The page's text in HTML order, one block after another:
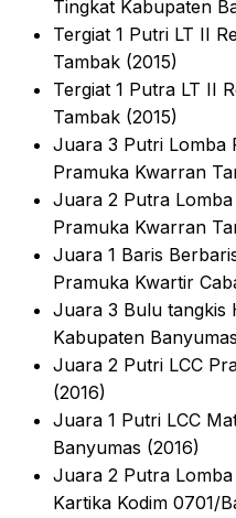
Tingkat Kabupaten
Tergiat 1 Putri LT II
Tambak (2015)
Tergiat 1 Putra LT II
Tambak (2015)
Juara 3 Putri Lomba
Pramuka Kwarran
Juara 2 Putra
Pramuka Kwarran
Juara 1 Baris
Pramuka Kwartir
Juara 3 Bulu tangkis
Kabupaten
Juara 2 Putri LCC
(2016)
Juara 1 Putri LCC
Banyumas (2016)
Juara 2 Putra
Kartika Kodim 0701/